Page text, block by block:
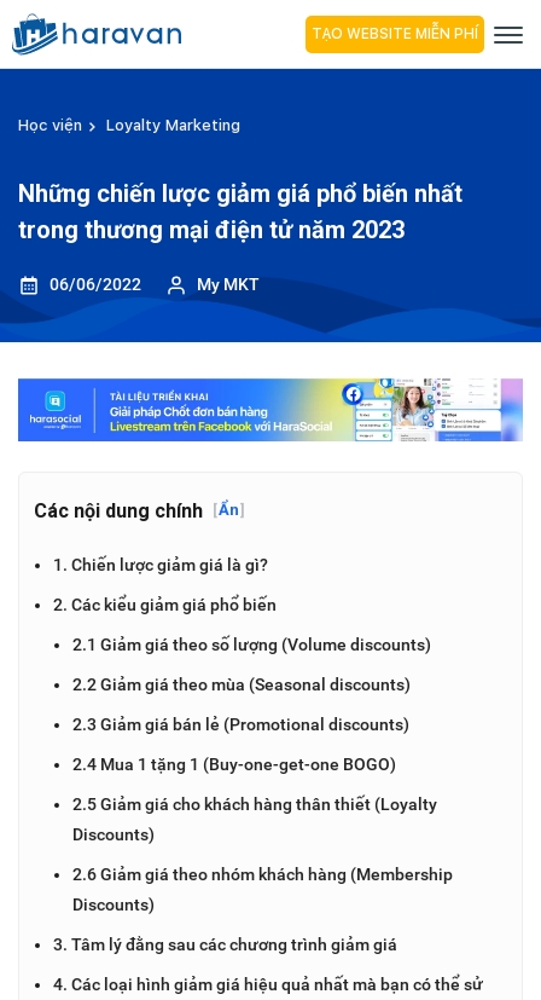
TẠO WEBSITE MIỄN PHÍ
Học viện Loyalty Marketing
Những chiến lược giảm giá phổ biến nhất
trong thương mại điện tử năm 2023
06/06/2022 My MKT
Các nội dung chính [Ẩn]
1. Chiến lược giảm giá là gì?
2. Các kiểu giảm giá phổ biến
2.1 Giảm giá theo số lượng (Volume discounts)
2.2 Giảm giá theo mùa (Seasonal discounts)
2.3 Giảm giá bán lẻ (Promotional discounts)
2.4 Mua 1 tặng 1 (Buy-one-get-one BOGO)
2.5 Giảm giá cho khách hàng thân thiết (Loyalty
Discounts)
2.6 Giảm giá theo nhóm khách hàng (Membership
Discounts)
3. Tâm lý đằng sau các chương trình giảm giá
4. Các loại hình giảm giá hiệu quả nhất mà bạn có thể sử